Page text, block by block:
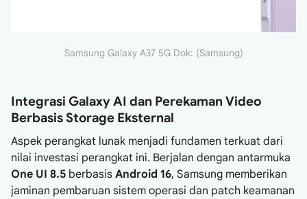
Samsung Galaxy A37 5G Dok: (Samsung)
Integrasi Galaxy AI dan Perekaman Video
Berbasis Storage Eksternal
Aspek perangkat lunak menjadi fundamen terkuat dari
nilai investasi perangkat ini. Berjalan dengan antarmuka
One UI 8.5 berbasis Android 16, Samsung memberikan
jaminan pembaruan sistem operasi dan patch keamanan